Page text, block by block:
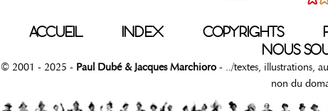
ACCUEIL INDEX COPYRIGHTS
NOUS
© 2001 - 2025 - Paul Dubé & Jacques Marchioro - ../textes, illustrations,
non du